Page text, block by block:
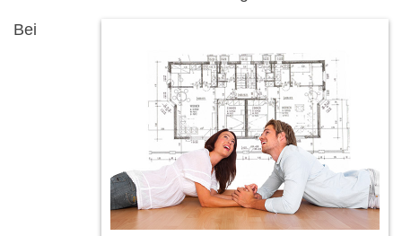
Bei